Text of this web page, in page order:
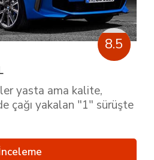
8.5
yasta ama kalite,
çağı yakalan "1" sürüşte